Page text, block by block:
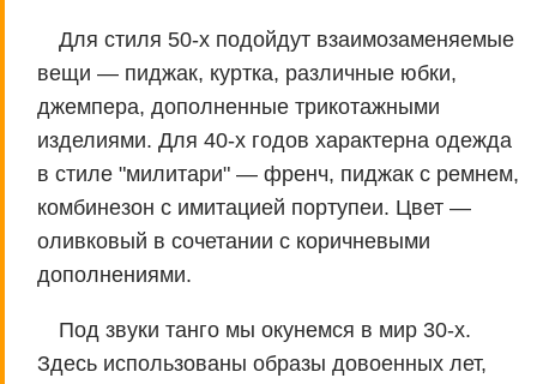
Для стиля 50-х подойдут взаимозаменяемые
вещи — пиджак, куртка, различные юбки,
джемпера, дополненные трикотажными
изделиями. Для 40-х годов характерна одежда
в стиле "милитари" — френч, пиджак с ремнем,
комбинезон с имитацией портупеи. Цвет —
оливковый в сочетании с коричневыми
дополнениями.
Под звуки танго мы окунемся в мир 30-х.
Здесь использованы образы довоенных лет,